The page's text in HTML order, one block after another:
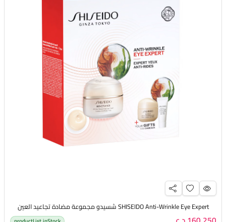
SHISEIDO Anti-Wrinkle Eye Expert شسيدو مجموعة مضادة تجاعيد العين